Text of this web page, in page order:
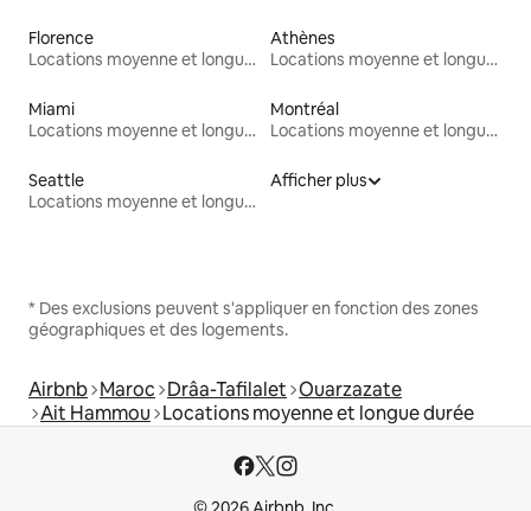
Florence
Locations moyenne et longue durée
Athènes
Locations moyenne et longue durée
Miami
Locations moyenne et longue durée
Montréal
Locations moyenne et longue durée
Seattle
Locations moyenne et longue durée
Afficher plus
* Des exclusions peuvent s'appliquer en fonction des zones
géographiques et des logements.
Airbnb Maroc Drâa-Tafilalet Ouarzazate
Ait Hammou Locations moyenne et longue durée